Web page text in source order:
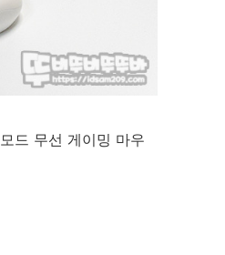
드 무선 게이밍 마우